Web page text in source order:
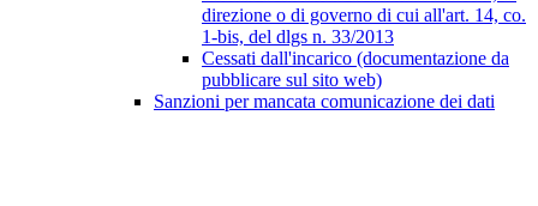
direzione o di governo di cui all'art. 14, co.
1-bis, del dlgs n. 33/2013
Cessati dall'incarico (documentazione da
pubblicare sul sito web)
Sanzioni per mancata comunicazione dei dati